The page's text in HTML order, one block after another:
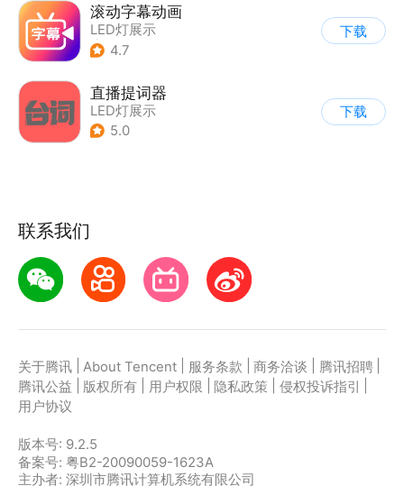
滚动字幕动画
LED灯展示
| AI视频处理
4.7
下载
直播提词器
LED灯展示
5.0
下载
联系我们
关于腾讯 About Tencent 服务条款 商务洽谈 腾讯招聘
腾讯公益
版权所有 用户权限 隐私政策 侵权投诉指引
用户协议
版本号: 9.2.5
备案号: 粤B2-20090059-1623A
主办者: 深圳市腾讯计算机系统有限公司